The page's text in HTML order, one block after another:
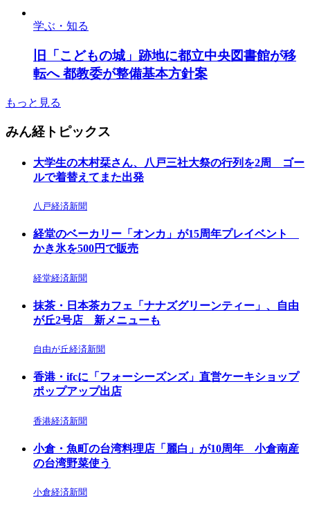
学ぶ・知る
旧「こどもの城」跡地に都立中央図書館が移
転へ 都教委が整備基本方針案
もっと見る
みん経トピックス
大学生の木村栞さん、八戸三社大祭の行列を2周 ゴー
ルで着替えてまた出発
八戸経済新聞
経堂のベーカリー「オンカ」が15周年プレイベント
かき氷を500円で販売
経堂経済新聞
抹茶・日本茶カフェ「ナナズグリーンティー」、自由
が丘2号店 新メニューも
自由が丘経済新聞
香港・ifcに「フォーシーズンズ」直営ケーキショップ
ポップアップ出店
香港経済新聞
小倉・魚町の台湾料理店「麗白」が10周年 小倉南産
の台湾野菜使う
小倉経済新聞